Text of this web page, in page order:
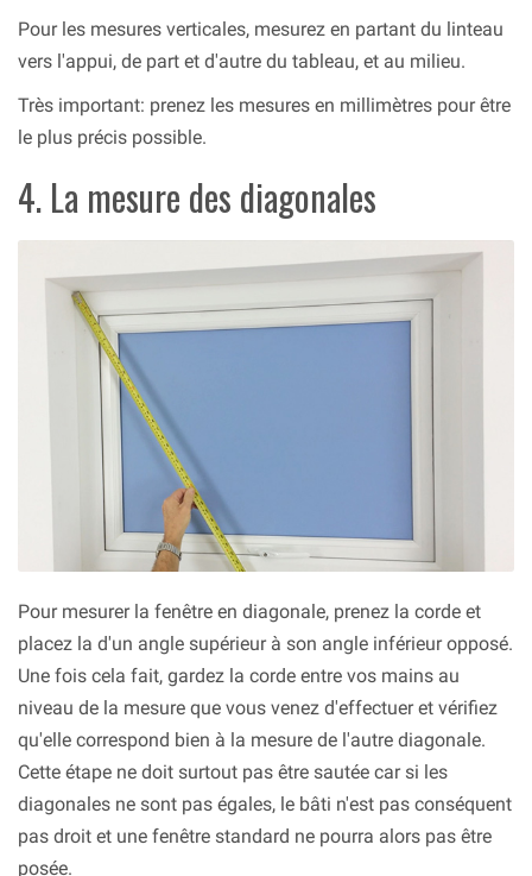
Pour les mesures verticales, mesurez en partant du linteau
vers l'appui, de part et d'autre du tableau, et au milieu.
Très important: prenez les mesures en millimètres pour être
le plus précis possible.
4. La mesure des diagonales
Pour mesurer la fenêtre en diagonale, prenez la corde et
placez la d'un angle supérieur à son angle inférieur opposé.
Une fois cela fait, gardez la corde entre vos mains au
niveau de la mesure que vous venez d'effectuer et vérifiez
qu'elle correspond bien à la mesure de l'autre diagonale.
Cette étape ne doit surtout pas être sautée car si les
diagonales ne sont pas égales, le bâti n'est pas conséquent
pas droit et une fenêtre standard ne pourra alors pas être
posée.